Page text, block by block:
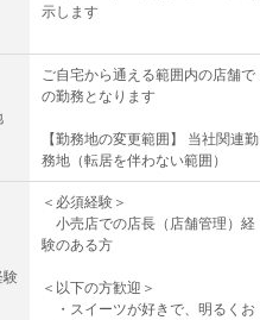
示します
ご自宅から通える範囲内の店舗で
の勤務となります
【勤務地の変更範囲】 当社関連勤
務地（転居を伴わない範囲）
験
＜必須経験＞
小売店での店長（店舗管理）経
験のある方
＜以下の方歓迎＞
・スイーツが好きで、明るくお